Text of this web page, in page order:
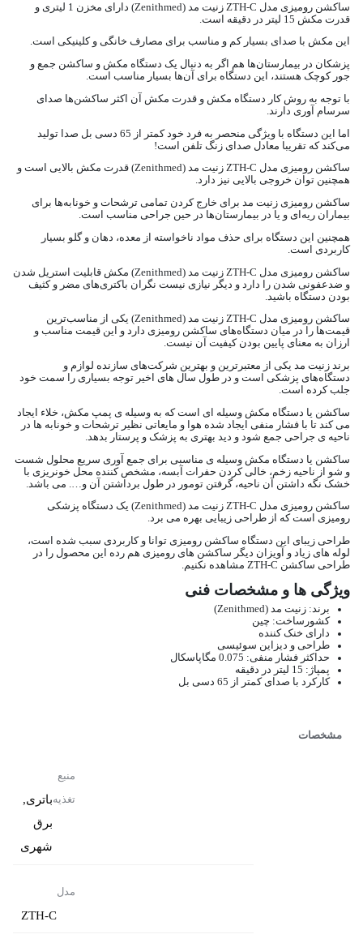
ساکشن رومیزی مدل ZTH-C زنیت مد (Zenithmed) دارای مخزن 1 لیتری و
قدرت مکش 15 لیتر در دقیقه است.
این مکش با صدای بسیار کم و مناسب برای مصارف خانگی و کلینیکی است.
پزشکان در بیمارستان‌ها هم اگر به دنبال یک دستگاه مکش و ساکشن جمع و
جور کوچک هستند، این دستگاه برای آن‌ها بسیار مناسب است.
با توجه به روش کار دستگاه مکش و قدرت مکش آن اکثر ساکشن‌ها صدای
سرسام آوری دارند.
اما این دستگاه با ویژگی منحصر به فرد خود کمتر از 65 دسی بل صدا تولید
می‌کند که تقریبا معادل صدای زنگ تلفن است!
ساکشن رومیزی مدل ZTH-C زنیت مد (Zenithmed) قدرت مکش بالایی است و
همچنین توان خروجی بالایی نیز دارد.
ساکشن رومیزی زنیت مد برای خارج کردن تمامی ترشحات و خونابه‌ها برای
بیماران ریه‌ای و یا در بیمارستان‌ها در حین جراحی مناسب است.
همچنین این دستگاه برای حذف مواد ناخواسته از معده، دهان و گلو بسیار
کاربردی است.
ساکشن رومیزی مدل ZTH-C زنیت مد (Zenithmed) مکش قابلیت استریل شدن
و ضدعفونی شدن را دارد و دیگر نیازی نیست نگران باکتری‌های مضر و کثیف
بودن دستگاه باشید.
ساکشن رومیزی مدل ZTH-C زنیت مد (Zenithmed) یکی از مناسب‌ترین
قیمت‌ها را در میان دستگاه‌های ساکشن رومیزی دارد و این قیمت مناسب و
ارزان به معنای پایین بودن کیفیت آن نیست.
برند زنیت مد یکی از معتبرترین و بهترین شرکت‌های سازنده لوازم و
دستگاه‌های پزشکی است و در طول سال های اخیر توجه بسیاری را سمت خود
جلب کرده است.
ساکشن یا دستگاه مکش وسیله ای است که به وسیله ی پمپ مکش، خلاء ایجاد
می کند تا با فشار منفی ایجاد شده هوا و مایعاتی نظیر ترشحات و خونابه ها در
ناحیه ی جراحی جمع شود و دید بهتری به پزشک و پرستار بدهد.
ساکشن یا دستگاه مکش وسیله ی مناسبی برای جمع آوری سریع محلول شست
و شو از ناحیه زخم، خالی کردن حفرات آبسه، مشخص کننده محل خونریزی با
خشک نگه داشتن آن ناحیه، گرفتن تومور در طول برداشتن آن و…. می باشد.
ساکشن رومیزی مدل ZTH-C زنیت مد (Zenithmed) یک دستگاه پزشکی
رومیزی است که از طراحی زیبایی بهره می برد.
طراحی زیبای این دستگاه ساکشن رومیزی توانا و کاربردی سبب شده است،
لوله های زیاد و آویزان دیگر ساکشن های رومیزی هم رده این محصول را در
طراحی ساکشن ZTH-C مشاهده نکنیم.
ویژگی ها و مشخصات فنی
برند: زنیت مد (Zenithmed)
کشورساخت: چین
دارای خنک کننده
طراحی و دیزاین سوئیسی
حداکثر فشار منفی: 0.075 مگاپاسکال
پمپاژ: 15 لیتر در دقیقه
کارکرد با صدای کمتر از 65 دسی بل
مشخصات
منبع
تغذیهباتری,
برق
شهری
مدل
ZTH-C